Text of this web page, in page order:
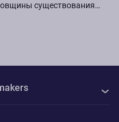
существования